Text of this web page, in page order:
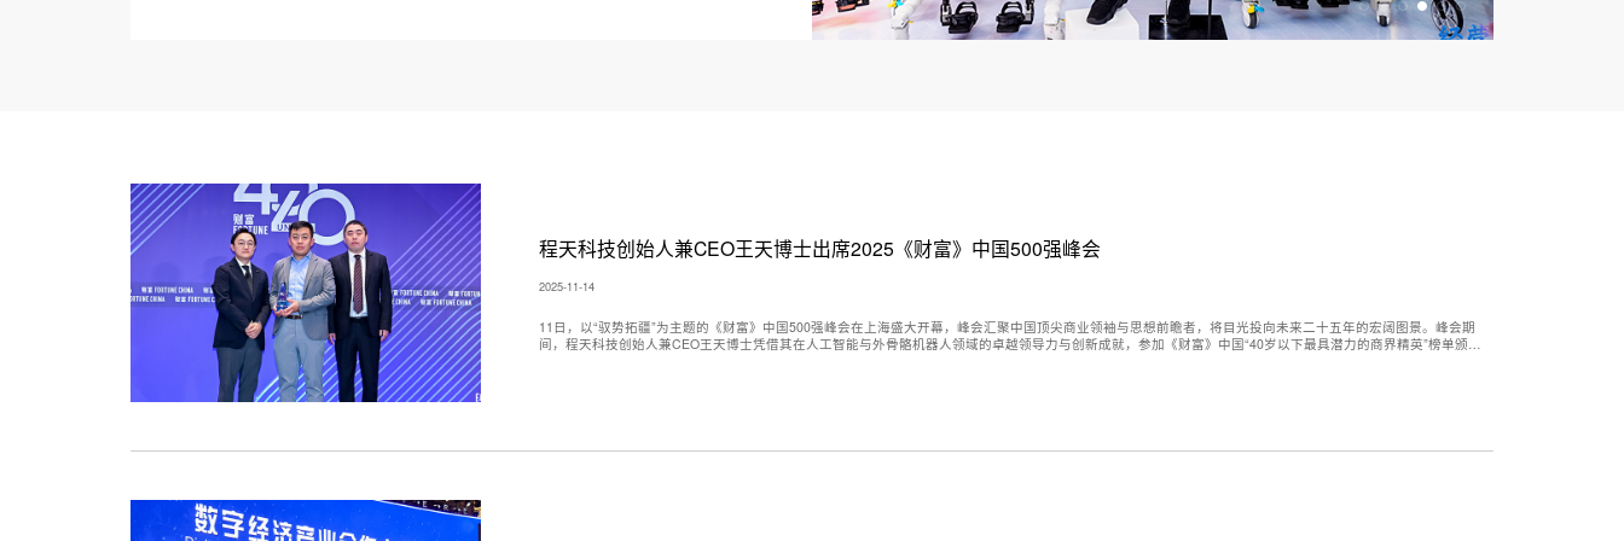
程天科技创始人兼CEO王天博士出席2025《财富》中国500强峰会
2025-11-14
11日，以“驭势拓疆”为主题的《财富》中国500强峰会在上海盛大开幕，峰会汇聚中国顶尖商业领袖与思想前瞻者，将目光投向未来二十五年的宏阔图景。峰会期
间，程天科技创始人兼CEO王天博士凭借其在人工智能与外骨骼机器人领域的卓越领导力与创新成就，参加《财富》中国“40岁以下最具潜力的商界精英”榜单颁奖